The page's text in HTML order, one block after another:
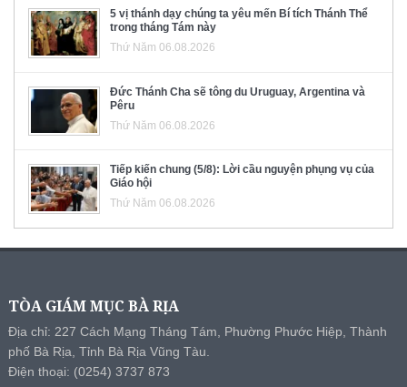
5 vị thánh dạy chúng ta yêu mến Bí tích Thánh Thể
trong tháng Tám này
Thứ Năm 06.08.2026
Đức Thánh Cha sẽ tông du Uruguay, Argentina và
Pêru
Thứ Năm 06.08.2026
Tiếp kiến chung (5/8): Lời cầu nguyện phụng vụ của
Giáo hội
Thứ Năm 06.08.2026
TÒA GIÁM MỤC BÀ RỊA
Địa chỉ: 227 Cách Mạng Tháng Tám, Phường Phước Hiệp, Thành
phố Bà Rịa, Tỉnh Bà Rịa Vũng Tàu.
Điện thoại: (0254) 3737 873